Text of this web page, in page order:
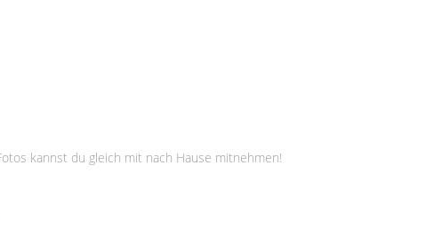
kannst du gleich mit nach Hause mitnehmen!